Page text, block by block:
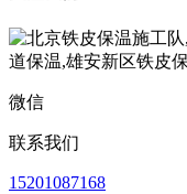
微信
联系我们
15201087168